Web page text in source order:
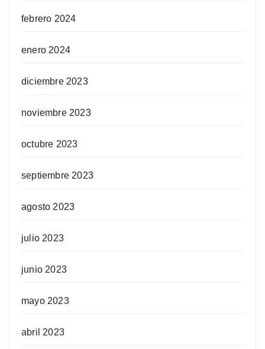
febrero 2024
enero 2024
diciembre 2023
noviembre 2023
octubre 2023
septiembre 2023
agosto 2023
julio 2023
junio 2023
mayo 2023
abril 2023